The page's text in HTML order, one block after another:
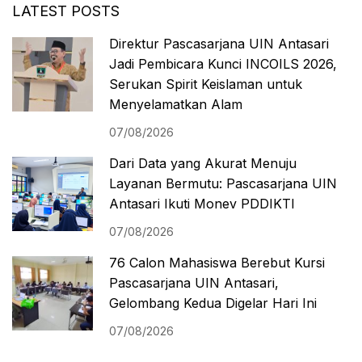
LATEST POSTS
Direktur Pascasarjana UIN Antasari
Jadi Pembicara Kunci INCOILS 2026,
Serukan Spirit Keislaman untuk
Menyelamatkan Alam
07/08/2026
Dari Data yang Akurat Menuju
Layanan Bermutu: Pascasarjana UIN
Antasari Ikuti Monev PDDIKTI
07/08/2026
76 Calon Mahasiswa Berebut Kursi
Pascasarjana UIN Antasari,
Gelombang Kedua Digelar Hari Ini
07/08/2026